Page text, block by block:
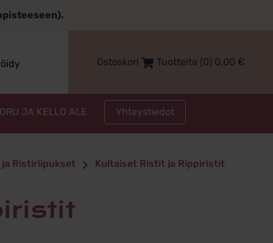
Ostoskori Tuotteita (0) 0,00 €
JA KELLO ALE Yhteystiedot
Ristiriipukset Kultaiset Ristit ja Rippiristit